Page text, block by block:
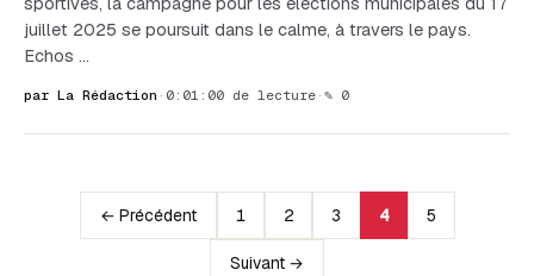
juillet 2025 se poursuit dans le calme, à travers le pays.
Echos …
par La Rédaction · 0:01:00 de lecture · ✎ 0
← Précédent 1 2 3 4 5
Suivant →